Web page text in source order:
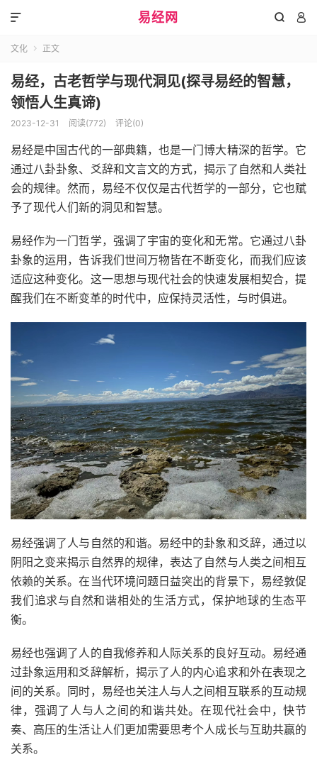
易经网  

文化  正文
易经，古老哲学与现代洞见(探寻易经的智慧，
领悟人生真谛)
2023-12-31 阅读(772) 评论(0)
易经是中国古代的一部典籍，也是一门博大精深的哲学。它
通过八卦卦象、爻辞和文言文的方式，揭示了自然和人类社
会的规律。然而，易经不仅仅是古代哲学的一部分，它也赋
予了现代人们新的洞见和智慧。
易经作为一门哲学，强调了宇宙的变化和无常。它通过八卦
卦象的运用，告诉我们世间万物皆在不断变化，而我们应该
适应这种变化。这一思想与现代社会的快速发展相契合，提
醒我们在不断变革的时代中，应保持灵活性，与时俱进。
易经强调了人与自然的和谐。易经中的卦象和爻辞，通过以
阴阳之变来揭示自然界的规律，表达了自然与人类之间相互
依赖的关系。在当代环境问题日益突出的背景下，易经敦促
我们追求与自然和谐相处的生活方式，保护地球的生态平
衡。
易经也强调了人的自我修养和人际关系的良好互动。易经通
过卦象运用和爻辞解析，揭示了人的内心追求和外在表现之
间的关系。同时，易经也关注人与人之间相互联系的互动规
律，强调了人与人之间的和谐共处。在现代社会中，快节
奏、高压的生活让人们更加需要思考个人成长与互助共赢的
关系。